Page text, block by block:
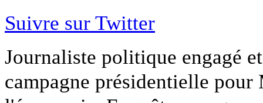
Suivre sur Twitter
Journaliste politique engagé
campagne présidentielle